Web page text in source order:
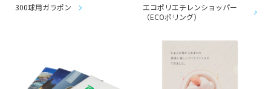
300球用ガラポン
エコポリエチレンショッパー
（ECOポリング）